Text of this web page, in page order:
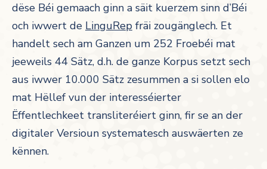
dëse Béi gemaach ginn a säit kuerzem sinn d’Béi
och iwwert de LinguRep fräi zougänglech. Et
handelt sech am Ganzen um 252 Froebéi mat
jeeweils 44 Sätz, d.h. de ganze Korpus setzt sech
aus iwwer 10.000 Sätz zesummen a si sollen elo
mat Hëllef vun der interesséierter
Ëffentlechkeet transliteréiert ginn, fir se an der
digitaler Versioun systematesch auswäerten ze
kënnen.